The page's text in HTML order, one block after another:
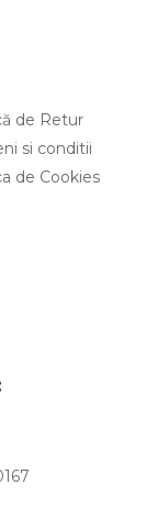
de Retur
si conditii
de Cookies